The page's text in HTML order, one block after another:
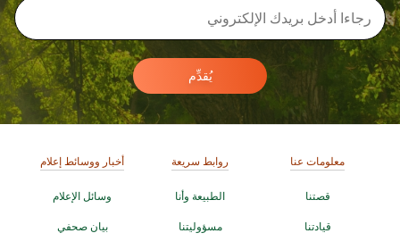
يُقدِّم
معلومات عنا
قصتنا
قيادتنا
روابط سريعة
الطبيعة وأنا
مسؤوليتنا
أخبار ووسائط إعلام
وسائل الإعلام
بيان صحفي